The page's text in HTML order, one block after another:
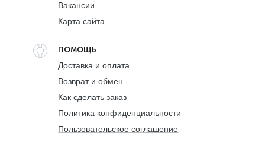
Вакансии
Карта сайта
ПОМОЩЬ
Доставка и оплата
Возврат и обмен
Как сделать заказ
Политика конфиденциальности
Пользовательское соглашение